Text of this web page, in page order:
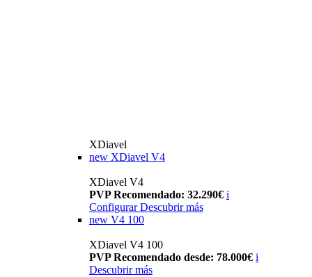
XDiavel
new XDiavel V4
XDiavel V4
PVP Recomendado: 32.290€ i
Configurar Descubrir más
new V4 100
XDiavel V4 100
PVP Recomendado desde: 78.000€ i
Descubrir más